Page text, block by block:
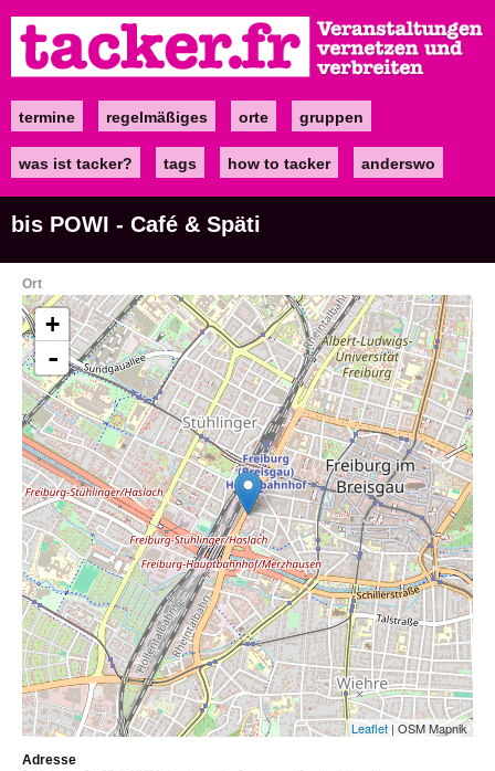
zum
Inhalt
Maintermine regelmäßiges orte gruppen
was ist tacker? tags how to tacker anderswo
bis POWI - Café & Späti
Ort
+
-
Leaflet | OSM Mapnik
Adresse